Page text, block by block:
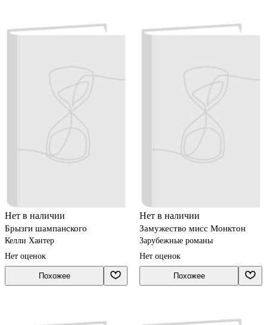
Нет в наличии
Брызги шампанского
Келли Хантер
Нет оценок
Похожее
Нет в наличии
Замужество мисс Монктон
Зарубежные романы
Нет оценок
Похожее